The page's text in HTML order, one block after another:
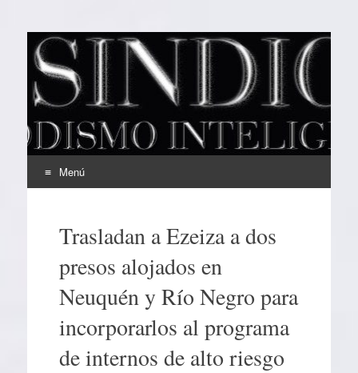
EL SINDICAL
Periodismo Inteligente
Menú
contenidoTrasladan a Ezeiza a dos
presos alojados en
Neuquén y Río Negro para
incorporarlos al programa
de internos de alto riesgo